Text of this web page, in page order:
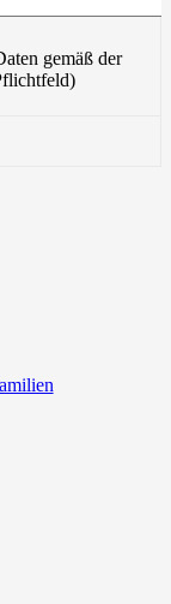
gemäß der